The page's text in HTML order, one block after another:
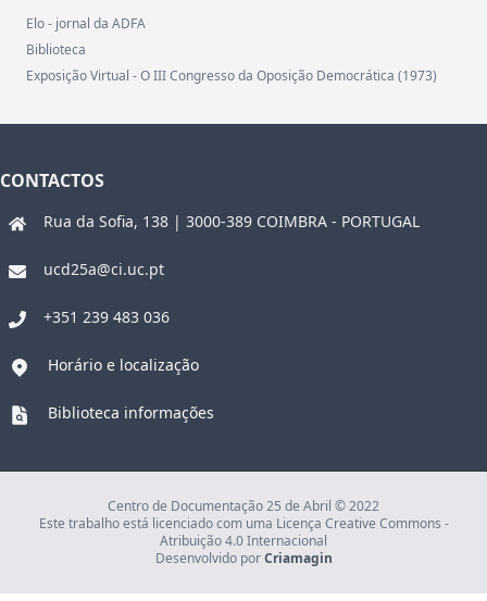
Elo - jornal da ADFA
Biblioteca
Exposição Virtual - O III Congresso da Oposição Democrática (1973)
CONTACTOS
Rua da Sofia, 138 | 3000-389 COIMBRA - PORTUGAL
ucd25a@ci.uc.pt
+351 239 483 036
Horário e localização
Biblioteca informações
Centro de Documentação 25 de Abril © 2022
Este trabalho está licenciado com uma Licença Creative Commons -
Atribuição 4.0 Internacional
Desenvolvido por Criamagin